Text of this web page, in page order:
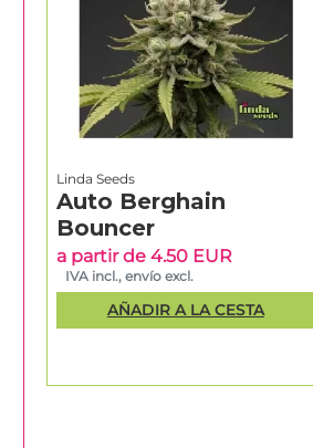
Linda Seeds
Auto Berghain
Bouncer
a partir de 4.50 EUR
IVA incl., envío excl.
AÑADIR A LA CESTA